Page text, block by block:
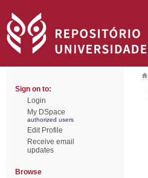
Sign on to:
Login
My DSpace
authorized users
Edit Profile
Receive email
updates
Browse